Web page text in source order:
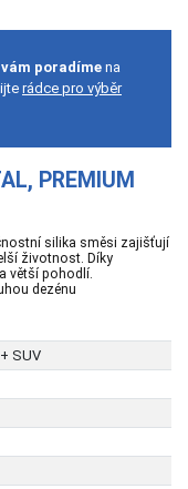
vám poradímena
rádce pro výběr
PREMIUM
silika směsi zajišťují
životnost. Díky
větší pohodlí.
dezénu
SUV